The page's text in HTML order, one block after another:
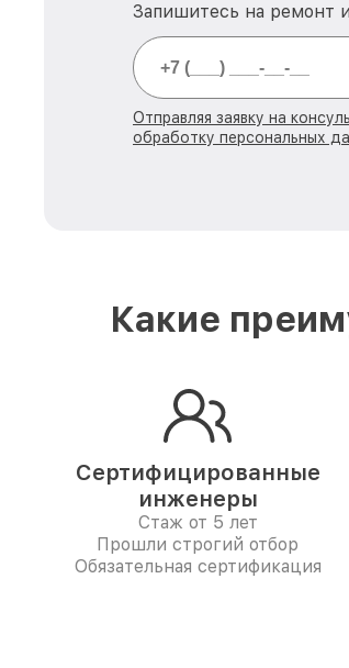
Запишитесь на ремонт
Отправляя заявку на
обработку персональных
Какие
Сертифицированные
инженеры
Стаж от 5 лет
Прошли строгий отбор
Обязательная сертификация